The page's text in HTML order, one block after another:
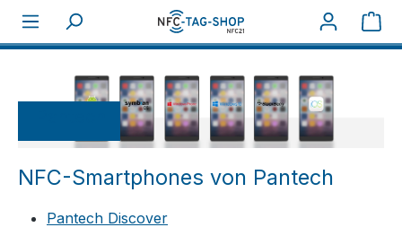
Über NFC Hersteller Pantech
NFC-Smartphones von Pantech
Pantech Discover